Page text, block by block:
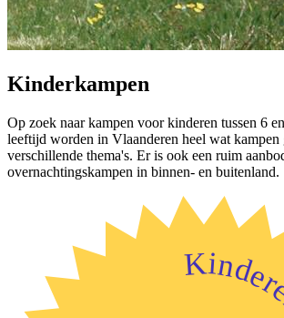
Kinderkampen
Op zoek naar kampen voor kinderen tussen 6
leeftijd worden in Vlaanderen heel wat kampen
verschillende thema's. Er is ook een ruim
overnachtingskampen in binnen- en buitenland.